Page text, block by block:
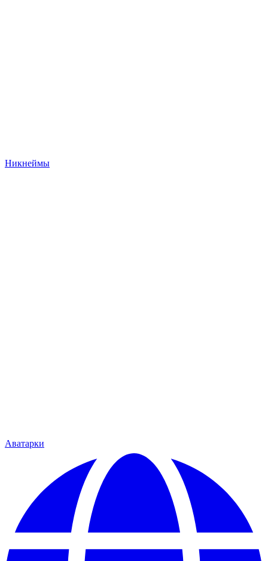
Никнеймы
Аватарки